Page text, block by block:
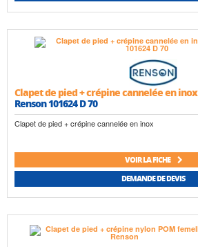
Clapet de pied + crépine cannelée en inox
Renson 101624 D 70
Clapet de pied + crépine cannelée en inox
VOIR LA FICHE
DEMANDE DE DEVIS